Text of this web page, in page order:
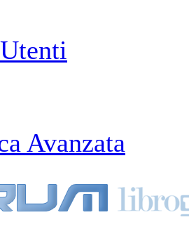
Avanzata